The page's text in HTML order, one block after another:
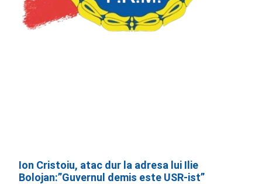
Ion Cristoiu, atac dur la adresa lui Ilie
Bolojan:”Guvernul demis este USR-ist”